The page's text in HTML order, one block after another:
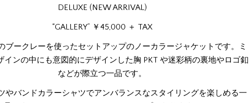
DELUXE (NEW ARRIVAL)
“GALLERY” ￥45,000 ＋ TAX
ブークレーを使ったセットアップのノーカラージャケットです。ミ
インの中にも意図的にデザインした胸 PKT や迷彩柄の裏地やロゴ釦
などが際立つ一品です。
やバンドカラーシャツでアンバランスなスタイリングを楽しめる一